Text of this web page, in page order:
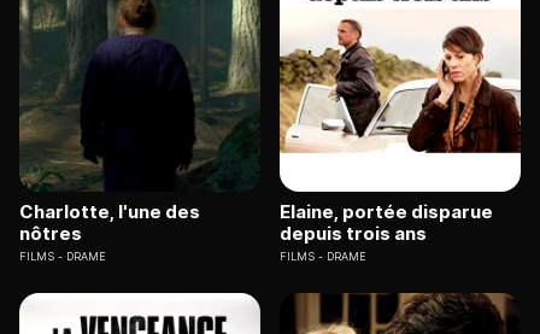
Charlotte, l'une des
nôtres
FILMS DRAME
Elaine, portée disparue
depuis trois ans
FILMS DRAME